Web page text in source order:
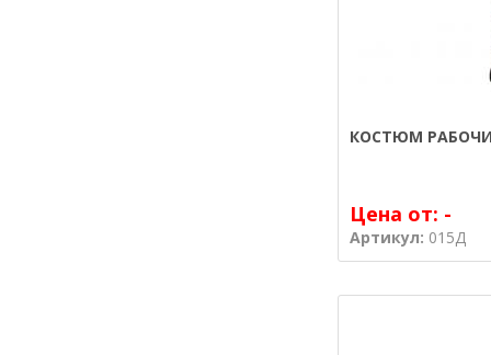
КОСТЮМ
Цена от: -
Артикул: 015Д